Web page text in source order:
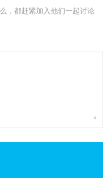
，都赶紧加入他们一起讨论